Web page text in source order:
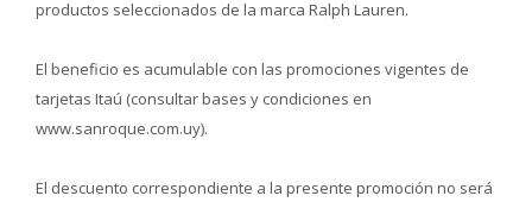
productos seleccionados de la marca Ralph Lauren.
El beneficio es acumulable con las promociones vigentes de
tarjetas Itaú (consultar bases y condiciones en
www.sanroque.com.uy).
El descuento correspondiente a la presente promoción no será